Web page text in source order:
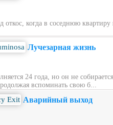
когда в соседнюю квартиру
Лучезарная жизнь
24 года, но он не
вспоминать свою б...
Аварийный выход